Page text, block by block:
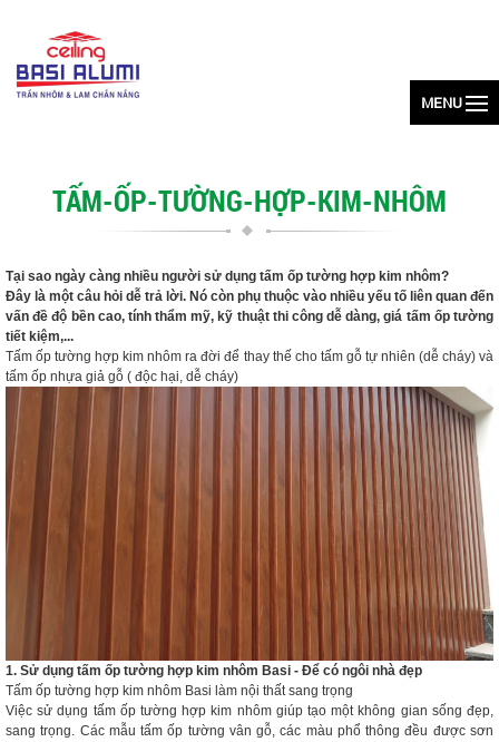
MENU
TẤM-ỐP-TƯỜNG-HỢP-KIM-NHÔM
Tại sao ngày càng nhiều người sử dụng tấm ốp tường hợp kim nhôm?
Đây là một câu hỏi dễ trả lời. Nó còn phụ thuộc vào nhiều yếu tố liên quan đến
vấn đề độ bền cao, tính thẩm mỹ, kỹ thuật thi công dễ dàng, giá tấm ốp tường
tiết kiệm,...
Tấm ốp tường hợp kim nhôm ra đời để thay thế cho tấm gỗ tự nhiên (dễ cháy) và
tấm ốp nhựa giả gỗ ( độc hại, dễ cháy)
1. Sử dụng tấm ốp tường hợp kim nhôm Basi - Để có ngôi nhà đẹp
Tấm ốp tường hợp kim nhôm Basi làm nội thất sang trọng
Việc sử dụng tấm ốp tường hợp kim nhôm giúp tạo một không gian sống đẹp,
sang trọng. Các mẫu tấm ốp tường vân gỗ, các màu phổ thông đều được sơn